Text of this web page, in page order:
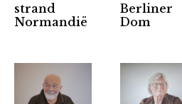
strand
Normandië
Berliner
Dom